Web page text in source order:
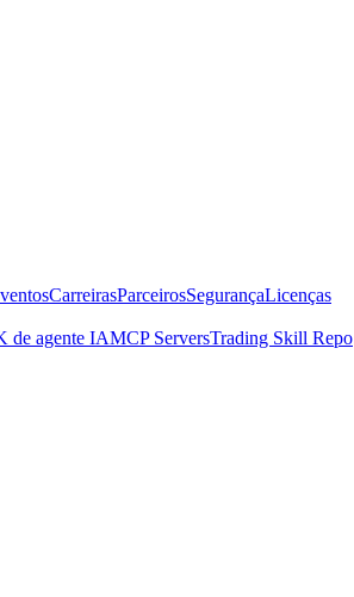
CarreirasParceirosSegurançaLicenças
de agente IAMCP ServersTrading Skill Repo